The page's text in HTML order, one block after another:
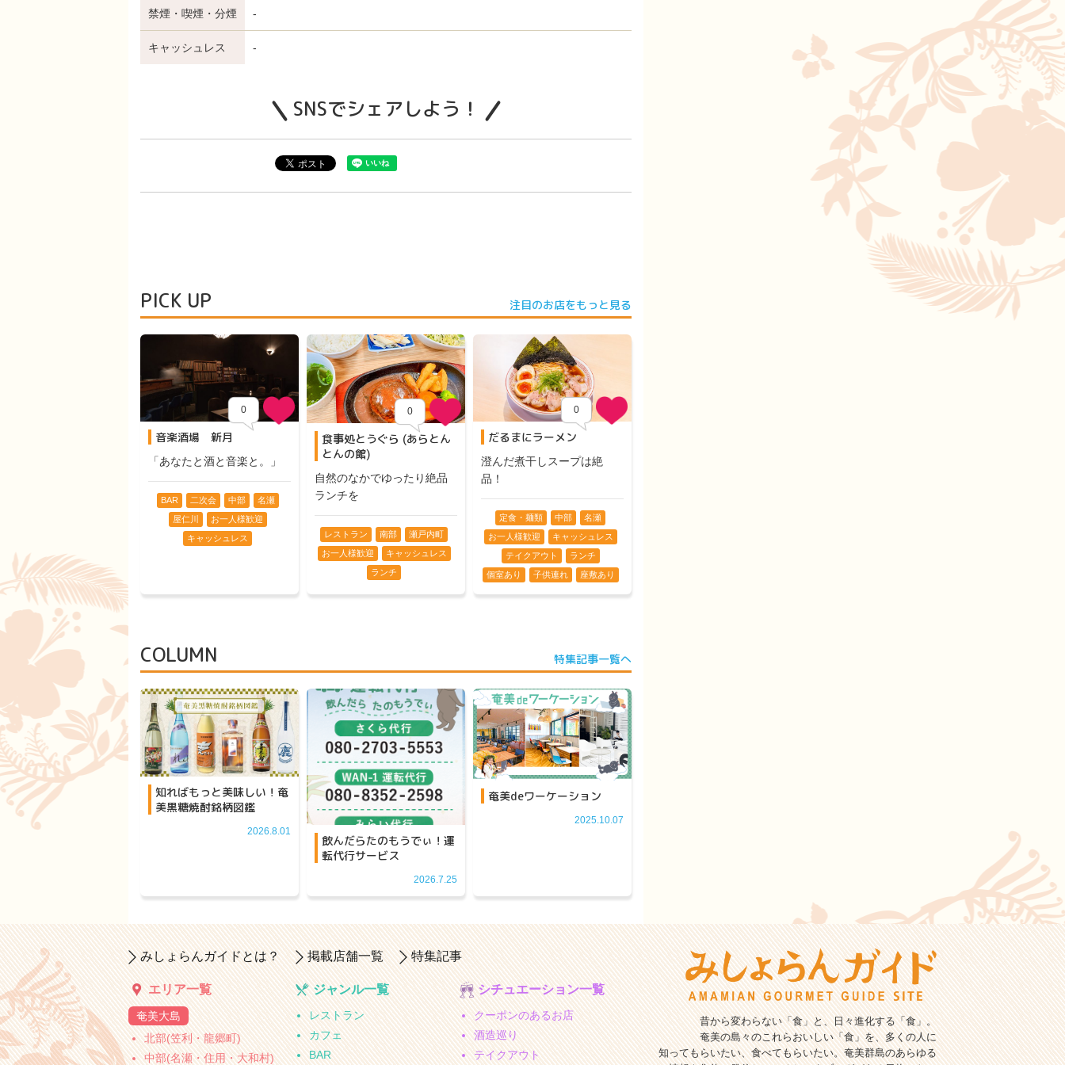
禁煙・喫煙・分煙 -
キャッシュレス -
SNSでシェアしよう！
PICK UP 注目のお店をもっと見る
0
音楽酒場 新月
「あなたと酒と音楽と。」
BAR 二次会 中部
名瀬
屋仁川
お一人様歓迎
キャッシュレス
0
食事処とうぐら (あらとん
とんの館)
自然のなかでゆったり絶品
ランチを
レストラン 南部
瀬戸内町
お一人様歓迎
キャッシュレス
ランチ
0
だるまにラーメン
澄んだ煮干しスープは絶
品！
定食・麺類 中部
名瀬
お一人様歓迎
キャッシュレス
テイクアウト
ランチ
個室あり
子供連れ 座敷あり
COLUMN 特集記事一覧へ
知ればもっと美味しい！奄
美黒糖焼酎銘柄図鑑
2026.8.01
飲んだらたのもうでぃ！運
転代行サービス
2026.7.25
奄美deワーケーション
2025.10.07
みしょらんガイドとは？ 掲載店舗一覧 特集記事
エリア一覧
奄美大島
北部(笠利・龍郷町)
中部(名瀬・住用・大和村)
ジャンル一覧
レストラン
カフェ
BAR
シチュエーション一覧
クーポンのあるお店
酒造巡り
テイクアウト
昔から変わらない「食」と、日々進化する「食」。
奄美の島々のこれらおいしい「食」を、多くの人に
知ってもらいたい、食べてもらいたい。奄美群島のあらゆる